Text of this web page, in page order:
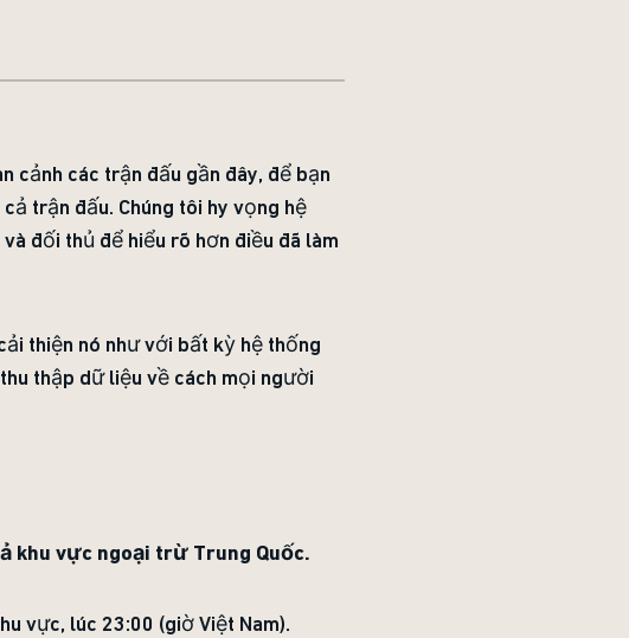
cảnh các trận đấu gần đây, để bạn
trận đấu. Chúng tôi hy vọng hệ
đối thủ để hiểu rõ hơn điều đã làm
thiện nó như với bất kỳ hệ thống
thập dữ liệu về cách mọi người
khu vực ngoại trừ Trung Quốc.
vực, lúc 23:00 (giờ Việt Nam).